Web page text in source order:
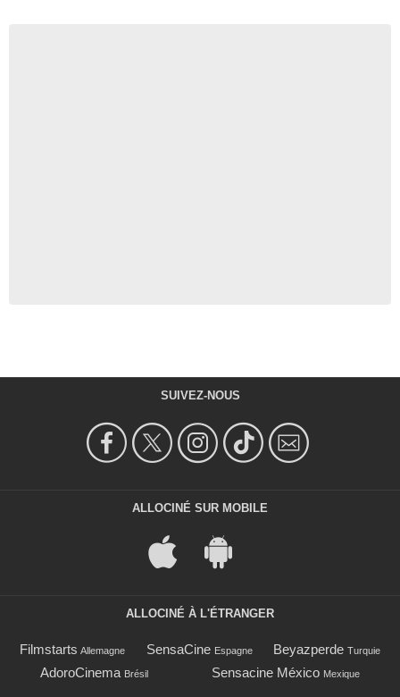
SUIVEZ-NOUS
ALLOCINÉ SUR MOBILE
ALLOCINÉ À L'ÉTRANGER
Filmstarts Allemagne SensaCine Espagne Beyazperde Turquie
AdoroCinema Brésil Sensacine México Mexique